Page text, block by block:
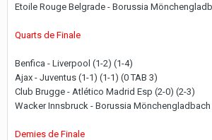
Etoile Rouge Belgrade - Borussia
Quarts de Finale
Benfica - Liverpool (1-2) (1-4)
Ajax - Juventus (1-1) (1-1) (0 TAB 3)
Club Brugge - Atlético Madrid Esp (2-0) (2-3)
Wacker Innsbruck - Borussia Mönchengladbach
Demies de Finale